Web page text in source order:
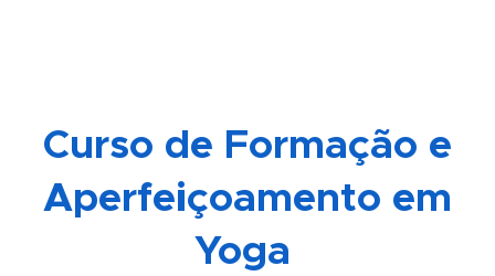
Curso de Formação e
Aperfeiçoamento em
Yoga